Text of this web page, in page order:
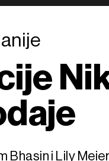
Bhasin i Lily